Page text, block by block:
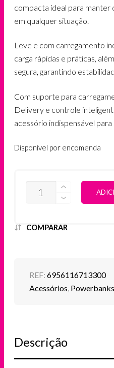
compacta ideal para manter
em qualquer situação.
Leve e com carregamento
carga rápidas e práticas,
segura, garantindo
Com suporte para
Delivery e controle
acessório indispensável
Disponível por encomenda
QUANTIDADE
COM
COMPARAR
REF:6956116713300
Acessórios, Powerbanks
Descrição